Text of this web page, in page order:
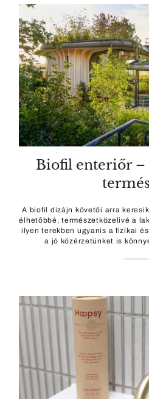
Biofil enteriőr –
A biofil dizájn követői arra
élhetőbbé, természetközelivé a
ilyen terekben ugyanis a fizikai
a jó közérzetünket is